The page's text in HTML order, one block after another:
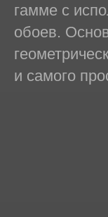
гамме с
обоев.
и самого